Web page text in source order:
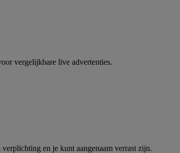
vergelijkbare live advertenties.
en je kunt aangenaam verrast zijn.